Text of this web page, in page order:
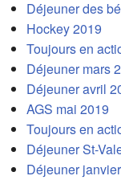
Déjeuner des
Hockey 2019
Toujours en
Déjeuner mars
Déjeuner avril
AGS mai 2019
Toujours en
Déjeuner St-
Déjeuner